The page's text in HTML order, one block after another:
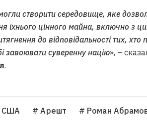
створити середовище, яке
їхнього цінного майна, включно з
до відповідальності тих,
завоювати суверенну націю», –
.
США # Арешт # Роман